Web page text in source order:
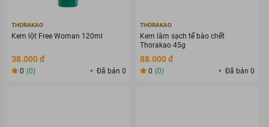
THORAKAO
Kem lột Free Woman 120ml
38.000 đ
0 (0) Đã bán 0
THORAKAO
Kem làm sạch tế bào chết
Thorakao 45g
88.000 đ
0 (0) Đã bán 0